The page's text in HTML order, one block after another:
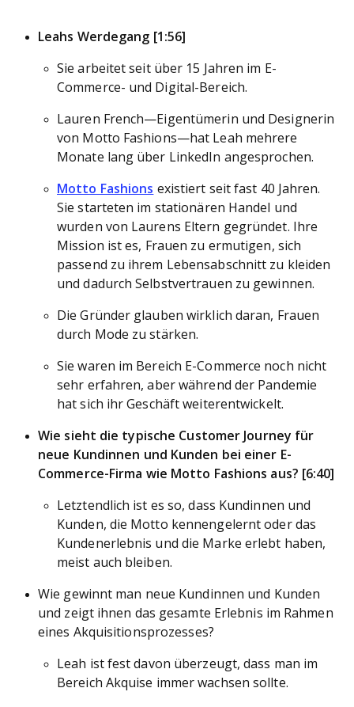
Leahs Werdegang [1:56]
Sie arbeitet seit über 15 Jahren im E-
Commerce- und Digital-Bereich.
Lauren French—Eigentümerin und Designerin
von Motto Fashions—hat Leah mehrere
Monate lang über LinkedIn angesprochen.
Motto Fashions existiert seit fast 40 Jahren.
Sie starteten im stationären Handel und
wurden von Laurens Eltern gegründet. Ihre
Mission ist es, Frauen zu ermutigen, sich
passend zu ihrem Lebensabschnitt zu kleiden
und dadurch Selbstvertrauen zu gewinnen.
Die Gründer glauben wirklich daran, Frauen
durch Mode zu stärken.
Sie waren im Bereich E-Commerce noch nicht
sehr erfahren, aber während der Pandemie
hat sich ihr Geschäft weiterentwickelt.
Wie sieht die typische Customer Journey für
neue Kundinnen und Kunden bei einer E-
Commerce-Firma wie Motto Fashions aus? [6:40]
Letztendlich ist es so, dass Kundinnen und
Kunden, die Motto kennengelernt oder das
Kundenerlebnis und die Marke erlebt haben,
meist auch bleiben.
Wie gewinnt man neue Kundinnen und Kunden
und zeigt ihnen das gesamte Erlebnis im Rahmen
eines Akquisitionsprozesses?
Leah ist fest davon überzeugt, dass man im
Bereich Akquise immer wachsen sollte.